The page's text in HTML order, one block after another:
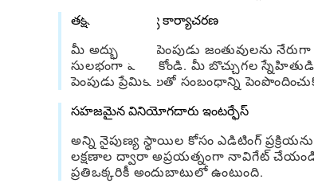
తక్షణ భాగస్వామ్య కార్యాచరణ
మీ అద్భుతమైన పెంపుడు జంతువులను
సులభంగా పంచుకోండి. మీ బొచ్చుగల
పెంపుడు ప్రేమికులతో సంబంధాన్ని
సహజమైన వినియోగదారు ఇంటర్ఫేస్
అన్ని నైపుణ్య స్థాయిల కోసం ఎడిటింగ్
లక్షణాల ద్వారా అప్రయత్నంగా నావిగేట్ చేయండి,
ప్రతిఒక్కరికీ అందుబాటులో ఉంటుంది.